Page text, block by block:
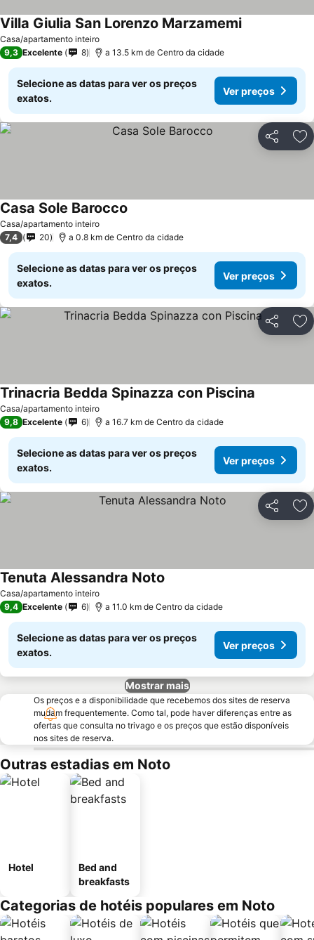
Casa/apartamento inteiro
Villa Giulia San Lorenzo Marzamemi
9,3 Excelente 8 a 13.5 km de Centro da cidade
Selecione as datas para ver os preços
exatos.
Ver preços
Partilhar
Casa/apartamento inteiro
Casa Sole Barocco
7,4 20 a 0.8 km de Centro da cidade
Selecione as datas para ver os preços
exatos.
Ver preços
Partilhar
Casa/apartamento inteiro
Trinacria Bedda Spinazza con Piscina
9,8 Excelente 6 a 16.7 km de Centro da cidade
Selecione as datas para ver os preços
exatos.
Ver preços
Partilhar
Casa/apartamento inteiro
Tenuta Alessandra Noto
9,4 Excelente 6 a 11.0 km de Centro da cidade
Selecione as datas para ver os preços
exatos.
Ver preços
Mostrar mais
Os preços e a disponibilidade que recebemos dos sites de reserva
mudam frequentemente. Como tal, pode haver diferenças entre as
ofertas que consulta no trivago e os preços que estão disponíveis
nos sites de reserva.
Outras estadias em Noto
Hotel
Bed and
breakfasts
Categorias de hotéis populares em Noto